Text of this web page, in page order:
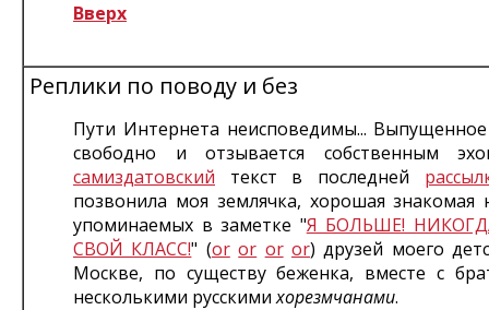
Вверх
Реплики по поводу и без
Пути Интернета неисповедимы... Выпущенное
свободно и отзывается собственным
самиздатовский текст в последней
позвонила моя землячка, хорошая знакомая
упоминаемых в заметке "Я БОЛЬШЕ!
СВОЙ КЛАСС!" (or or or or) друзей моего
Москве, по существу беженка, вместе с
несколькими русскимихорезмчанами.